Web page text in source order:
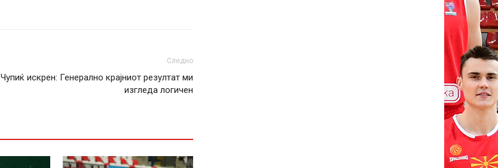
Следно
Чупиќ искрен: Генерално крајниот резултат ми
изгледа логичен